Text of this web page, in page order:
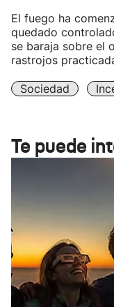
El fuego ha
quedado
se baraja sobre el
rastrojos
Sociedad
Te puede